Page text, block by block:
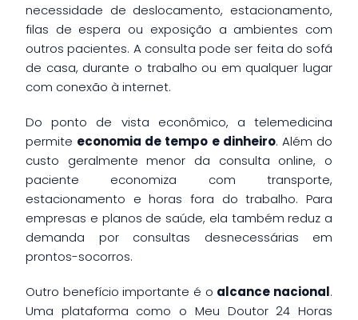
necessidade de deslocamento, estacionamento,
filas de espera ou exposição a ambientes com
outros pacientes. A consulta pode ser feita do sofá
de casa, durante o trabalho ou em qualquer lugar
com conexão à internet.
Do ponto de vista econômico, a telemedicina
permite economia de tempo e dinheiro. Além do
custo geralmente menor da consulta online, o
paciente economiza com transporte,
estacionamento e horas fora do trabalho. Para
empresas e planos de saúde, ela também reduz a
demanda por consultas desnecessárias em
prontos-socorros.
Outro benefício importante é o alcance nacional.
Uma plataforma como o Meu Doutor 24 Horas